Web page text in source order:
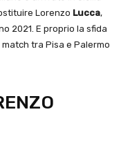
Lorenzo Lucca,
2021. E proprio la sfida
tra Pisa e Palermo